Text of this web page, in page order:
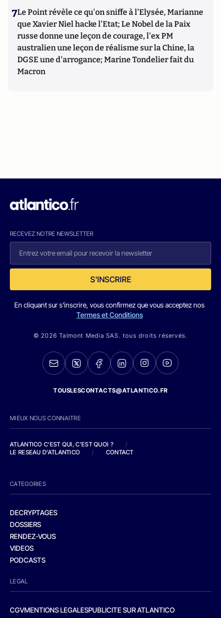
7Le Point révèle ce qu'on sniffe à l'Elysée, Marianne
que Xavier Niel hacke l'Etat; Le Nobel de la Paix
russe donne une leçon de courage, l'ex PM
australien une leçon de réalisme sur la Chine, la
DGSE une d'arrogance; Marine Tondelier fait du
Macron
RECEVEZ NOTRE NEWSLETTER
S'INSCRIRE
En cliquant sur s'inscrire, vous confirmez que vous acceptez nos
Termes et Conditions
© 2026 Talmont Media SAS. tous droits réservés.
TOUSLESCONTACTS@ATLANTICO.FR
MIEUX NOUS CONNAITRE
ATLANTICO C'EST QUI, C'EST QUOI ?
/
LE RESEAU D'ATLANTICO
/ CONTACT
CATEGORIES
DECRYPTAGES
DOSSIERS
RENDEZ-VOUS
VIDEOS
PODCASTS
LEGAL
CGVMENTIONS LEGALESPUBLICITE SUR ATLANTICO